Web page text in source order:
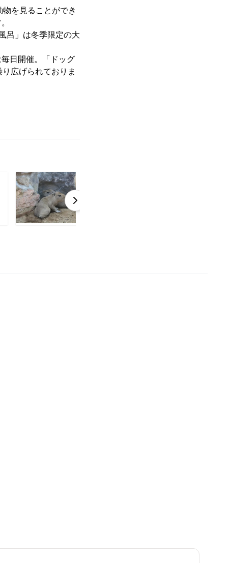
を見ることができ
呂」は冬季限定の大
日開催。「ドッグ
広げられておりま